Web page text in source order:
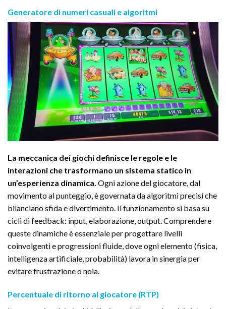
Generatore di numeri casuali e algoritmi
La meccanica dei giochi definisce le regole e le
interazioni che trasformano un sistema statico in
un’esperienza dinamica. Ogni azione del giocatore, dal
movimento al punteggio, è governata da algoritmi precisi che
bilanciano sfida e divertimento. Il funzionamento si basa su
cicli di feedback: input, elaborazione, output. Comprendere
queste dinamiche è essenziale per progettare livelli
coinvolgenti e progressioni fluide, dove ogni elemento (fisica,
intelligenza artificiale, probabilità) lavora in sinergia per
evitare frustrazione o noia.
Percentuale di ritorno al giocatore (RTP)